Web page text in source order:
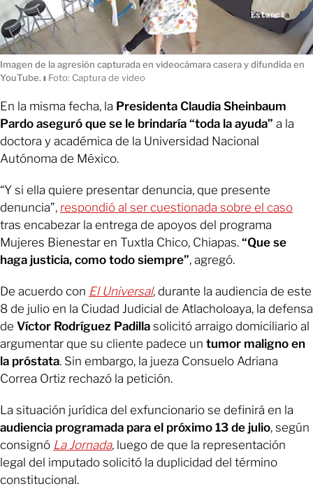
Imagen de la agresión capturada en videocámara casera y difundida en
YouTube. ı Foto: Captura de video
En la misma fecha, la Presidenta Claudia Sheinbaum
Pardo aseguró que se le brindaría “toda la ayuda” a la
doctora y académica de la Universidad Nacional
Autónoma de México.
“Y si ella quiere presentar denuncia, que presente
denuncia”, respondió al ser cuestionada sobre el caso
tras encabezar la entrega de apoyos del programa
Mujeres Bienestar en Tuxtla Chico, Chiapas. “Que se
haga justicia, como todo siempre”, agregó.
De acuerdo con El Universal, durante la audiencia de este
8 de julio en la Ciudad Judicial de Atlacholoaya, la defensa
de Víctor Rodríguez Padilla solicitó arraigo domiciliario al
argumentar que su cliente padece un tumor maligno en
la próstata. Sin embargo, la jueza Consuelo Adriana
Correa Ortiz rechazó la petición.
La situación jurídica del exfuncionario se definirá en la
audiencia programada para el próximo 13 de julio, según
consignó La Jornada, luego de que la representación
legal del imputado solicitó la duplicidad del término
constitucional.